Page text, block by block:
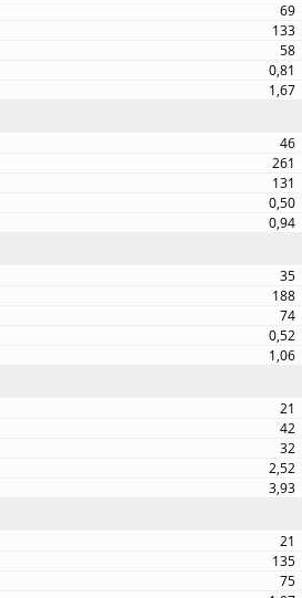
69
133
58
0,81
1,67
46
261
131
0,50
0,94
35
188
74
0,52
1,06
21
42
32
2,52
3,93
21
135
75